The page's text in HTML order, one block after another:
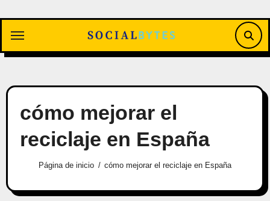
contenido
cómo mejorar el
reciclaje en España
Página de inicio cómo mejorar el reciclaje en España